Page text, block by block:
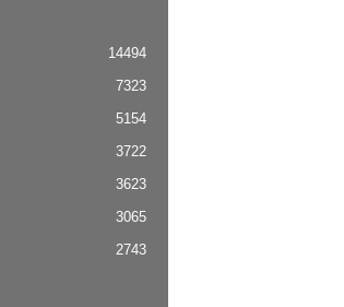
14494
7323
5154
3722
3623
3065
2743